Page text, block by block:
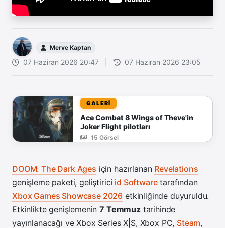
Merve Kaptan
07 Haziran 2026 20:47 07 Haziran 2026 23:05
GALERİ
Ace Combat 8 Wings of Theve'in
Joker Flight pilotları
15 Görsel
DOOM: The Dark Ages için hazırlanan Revelations
genişleme paketi, geliştirici id Softwaretarafından
Xbox Games Showcase 2026 etkinliğinde duyuruldu.
Etkinlikte genişlemenin7 Temmuztarihinde
yayınlanacağı ve Xbox Series X|S, Xbox PC, Steam,